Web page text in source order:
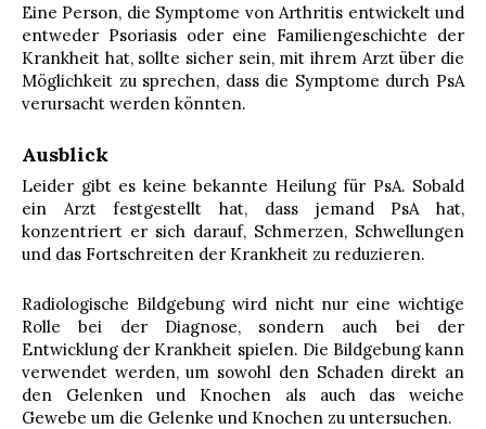
Eine Person, die Symptome von Arthritis entwickelt und
entweder Psoriasis oder eine Familiengeschichte der
Krankheit hat, sollte sicher sein, mit ihrem Arzt über die
Möglichkeit zu sprechen, dass die Symptome durch PsA
verursacht werden könnten.
Ausblick
Leider gibt es keine bekannte Heilung für PsA. Sobald
ein Arzt festgestellt hat, dass jemand PsA hat,
konzentriert er sich darauf, Schmerzen, Schwellungen
und das Fortschreiten der Krankheit zu reduzieren.
Radiologische Bildgebung wird nicht nur eine wichtige
Rolle bei der Diagnose, sondern auch bei der
Entwicklung der Krankheit spielen. Die Bildgebung kann
verwendet werden, um sowohl den Schaden direkt an
den Gelenken und Knochen als auch das weiche
Gewebe um die Gelenke und Knochen zu untersuchen.